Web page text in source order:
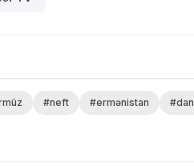
#neft #ermənistan